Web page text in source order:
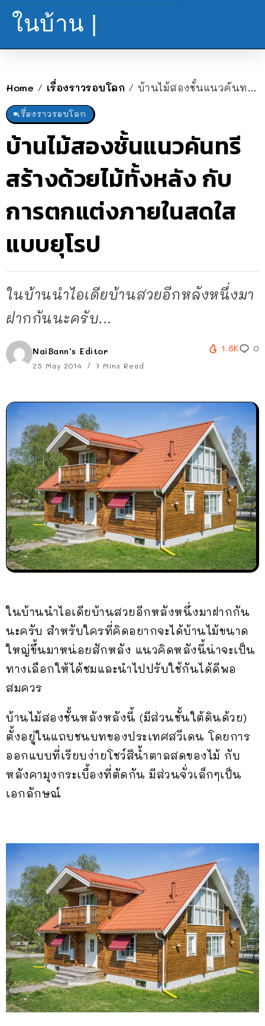
ในบ้าน |
Home / เรื่องราวรอบโลก / บ้านไม้สองชั้นแนวคันทรี สร้างด้วยไม้ทั้งหลัง กับการตกแต่งภายในสดใสแบบยุโรป
เรื่องราวรอบโลก
บ้านไม้สองชั้นแนวคันทรี
สร้างด้วยไม้ทั้งหลัง กับ
การตกแต่งภายในสดใส
แบบยุโรป
ในบ้านนำไอเดียบ้านสวยอีกหลังหนึ่งมา
ฝากกันนะครับ...
NaiBann's Editor
25 May 2014 7 Mins Read
1.8K 0
ในบ้านนำไอเดียบ้านสวยอีกหลังหนึ่งมาฝากกัน
นะครับ สำหรับใครที่คิดอยากจะได้บ้านไม้ขนาด
ใหญ่ขึ้นมาหน่อยสักหลัง แนวคิดหลังนี้น่าจะเป็น
ทางเลือกให้ได้ชมและนำไปปรับใช้กันได้ดีพอ
สมควร
บ้านไม้สองชั้นหลังหลังนี้ (มีส่วนชั้นใต้ดินด้วย)
ตั้งอยู่ในแถบชนบทของประเทศสวีเดน โดยการ
ออกแบบที่เรียบง่ายโชว์สีน้ำตาลสดของไม้ กับ
หลังคามุงกระเบื้องที่ตัดกัน มีส่วนจั่วเล็กๆเป็น
เอกลักษณ์